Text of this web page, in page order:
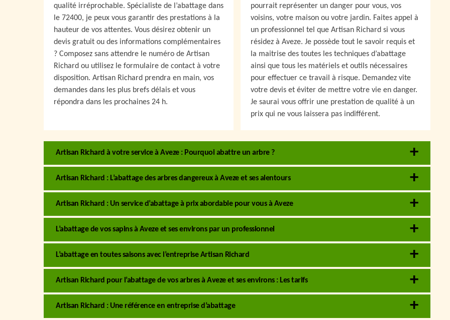
qualité irréprochable. Spécialiste de l’abattage dans
le 72400, je peux vous garantir des prestations à la
hauteur de vos attentes. Vous désirez obtenir un
devis gratuit ou des informations complémentaires
? Composez sans attendre le numéro de Artisan
Richard ou utilisez le formulaire de contact à votre
disposition. Artisan Richard prendra en main, vos
demandes dans les plus brefs délais et vous
répondra dans les prochaines 24 h.
pourrait représenter un danger pour vous, vos
voisins, votre maison ou votre jardin. Faites appel à
un professionnel tel que Artisan Richard si vous
résidez à Aveze. Je possède tout le savoir requis et
la maitrise des toutes les techniques d’abattage
ainsi que tous les matériels et outils nécessaires
pour effectuer ce travail à risque. Demandez vite
votre devis et éviter de mettre votre vie en danger.
Je saurai vous offrir une prestation de qualité à un
prix qui ne vous laissera pas indifférent.
Artisan Richard à votre service à Aveze : Pourquoi abattre un arbre ?
Artisan Richard : L’abattage des arbres dangereux à Aveze et ses alentours
Artisan Richard : Un service d’abattage à prix abordable pour vous à Aveze
L’abattage de vos sapins à Aveze et ses environs par un professionnel
L’abattage en toutes saisons avec l’entreprise Artisan Richard
Artisan Richard pour l’abattage de vos arbres à Aveze et ses environs : Les tarifs
Artisan Richard : Une référence en entreprise d’abattage